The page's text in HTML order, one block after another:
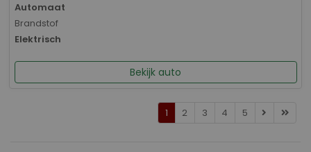
Automaat
Brandstof
Elektrisch
Bekijk auto
1 2 3 4 5